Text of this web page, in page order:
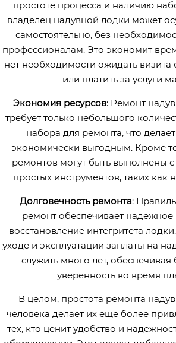
простоте процесса и наличию
владелец надувной лодки может
самостоятельно, без
профессионалам. Это экономит
нет необходимости ожидать визита
или платить за услуги
Экономия ресурсов: Ремонт
требует только небольшого
набора для ремонта, что
экономически выгодным. Кроме
ремонтов могут быть выполнены
простых инструментов, таких как
Долговечность ремонта:
ремонт обеспечивает надежное
восстановление интегритета
уходе и эксплуатации заплаты на
служить много лет, обеспечивая
уверенность во время
В целом, простота ремонта
человека делает их еще более
тех, кто ценит удобство и